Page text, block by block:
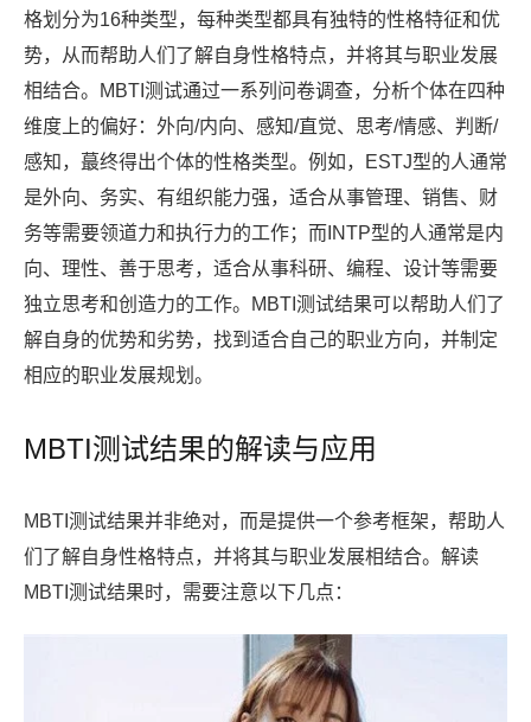
格划分为16种类型，每种类型都具有独特的性格特征和优
势，从而帮助人们了解自身性格特点，并将其与职业发展
相结合。MBTI测试通过一系列问卷调查，分析个体在四种
维度上的偏好：外向/内向、感知/直觉、思考/情感、判断/
感知，蕞终得出个体的性格类型。例如，ESTJ型的人通常
是外向、务实、有组织能力强，适合从事管理、销售、财
务等需要领道力和执行力的工作；而INTP型的人通常是内
向、理性、善于思考，适合从事科研、编程、设计等需要
独立思考和创造力的工作。MBTI测试结果可以帮助人们了
解自身的优势和劣势，找到适合自己的职业方向，并制定
相应的职业发展规划。
MBTI测试结果的解读与应用
MBTI测试结果并非绝对，而是提供一个参考框架，帮助人
们了解自身性格特点，并将其与职业发展相结合。解读
MBTI测试结果时，需要注意以下几点：